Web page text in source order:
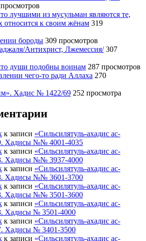
лучшими из мусульман являются те,
относится к своим жёнам 319
бороды 309 просмотров
Антихрист, Лжемессия/ 307
души подобны воинам 287 просмотров
чего-то ради Аллаха 270
Хадис № 1422/69 252 просмотра
к записи «Сильсилятуль-ахадис ас-
Хадисы №№ 4001-4035
к записи «Сильсилятуль-ахадис ас-
Хадисы №№ 3937-4000
к записи «Сильсилятуль-ахадис ас-
Хадисы №№ 3601-3700
к записи «Сильсилятуль-ахадис ас-
Хадисы №№ 3501-3600
к записи «Сильсилятуль-ахадис ас-
Хадисы № 3501-4000
к записи «Сильсилятуль-ахадис ас-
Хадисы № 3401-3500
к записи «Сильсилятуль-ахадис ас-